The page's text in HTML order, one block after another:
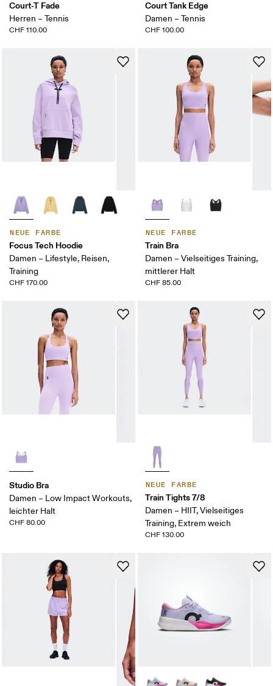
Court-T Fade
Herren – Tennis
CHF 110.00
Court Tank Edge
Damen – Tennis
CHF 100.00
NEUE FARBE
Focus Tech Hoodie
Damen – Lifestyle, Reisen,
Training
CHF 170.00
NEUE FARBE
Train Bra
Damen – Vielseitiges Training,
mittlerer Halt
CHF 85.00
Studio Bra
Damen – Low Impact Workouts,
leichter Halt
CHF 80.00
NEUE FARBE
Train Tights 7/8
Damen – HIIT, Vielseitiges
Training, Extrem weich
CHF 130.00